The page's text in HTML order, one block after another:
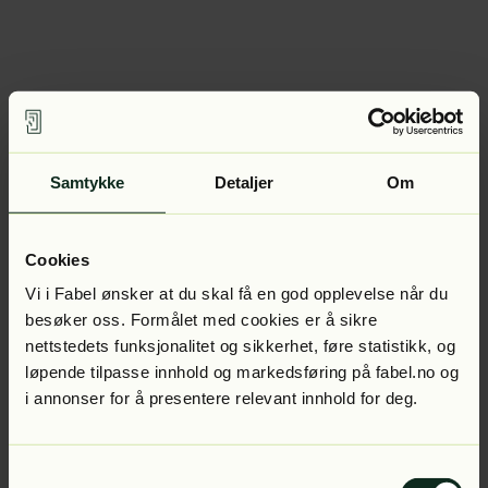
Samtykke Detaljer Om
Cookies
Vi i Fabel ønsker at du skal få en god opplevelse når du
besøker oss. Formålet med cookies er å sikre
nettstedets funksjonalitet og sikkerhet, føre statistikk, og
løpende tilpasse innhold og markedsføring på fabel.no og
i annonser for å presentere relevant innhold for deg.